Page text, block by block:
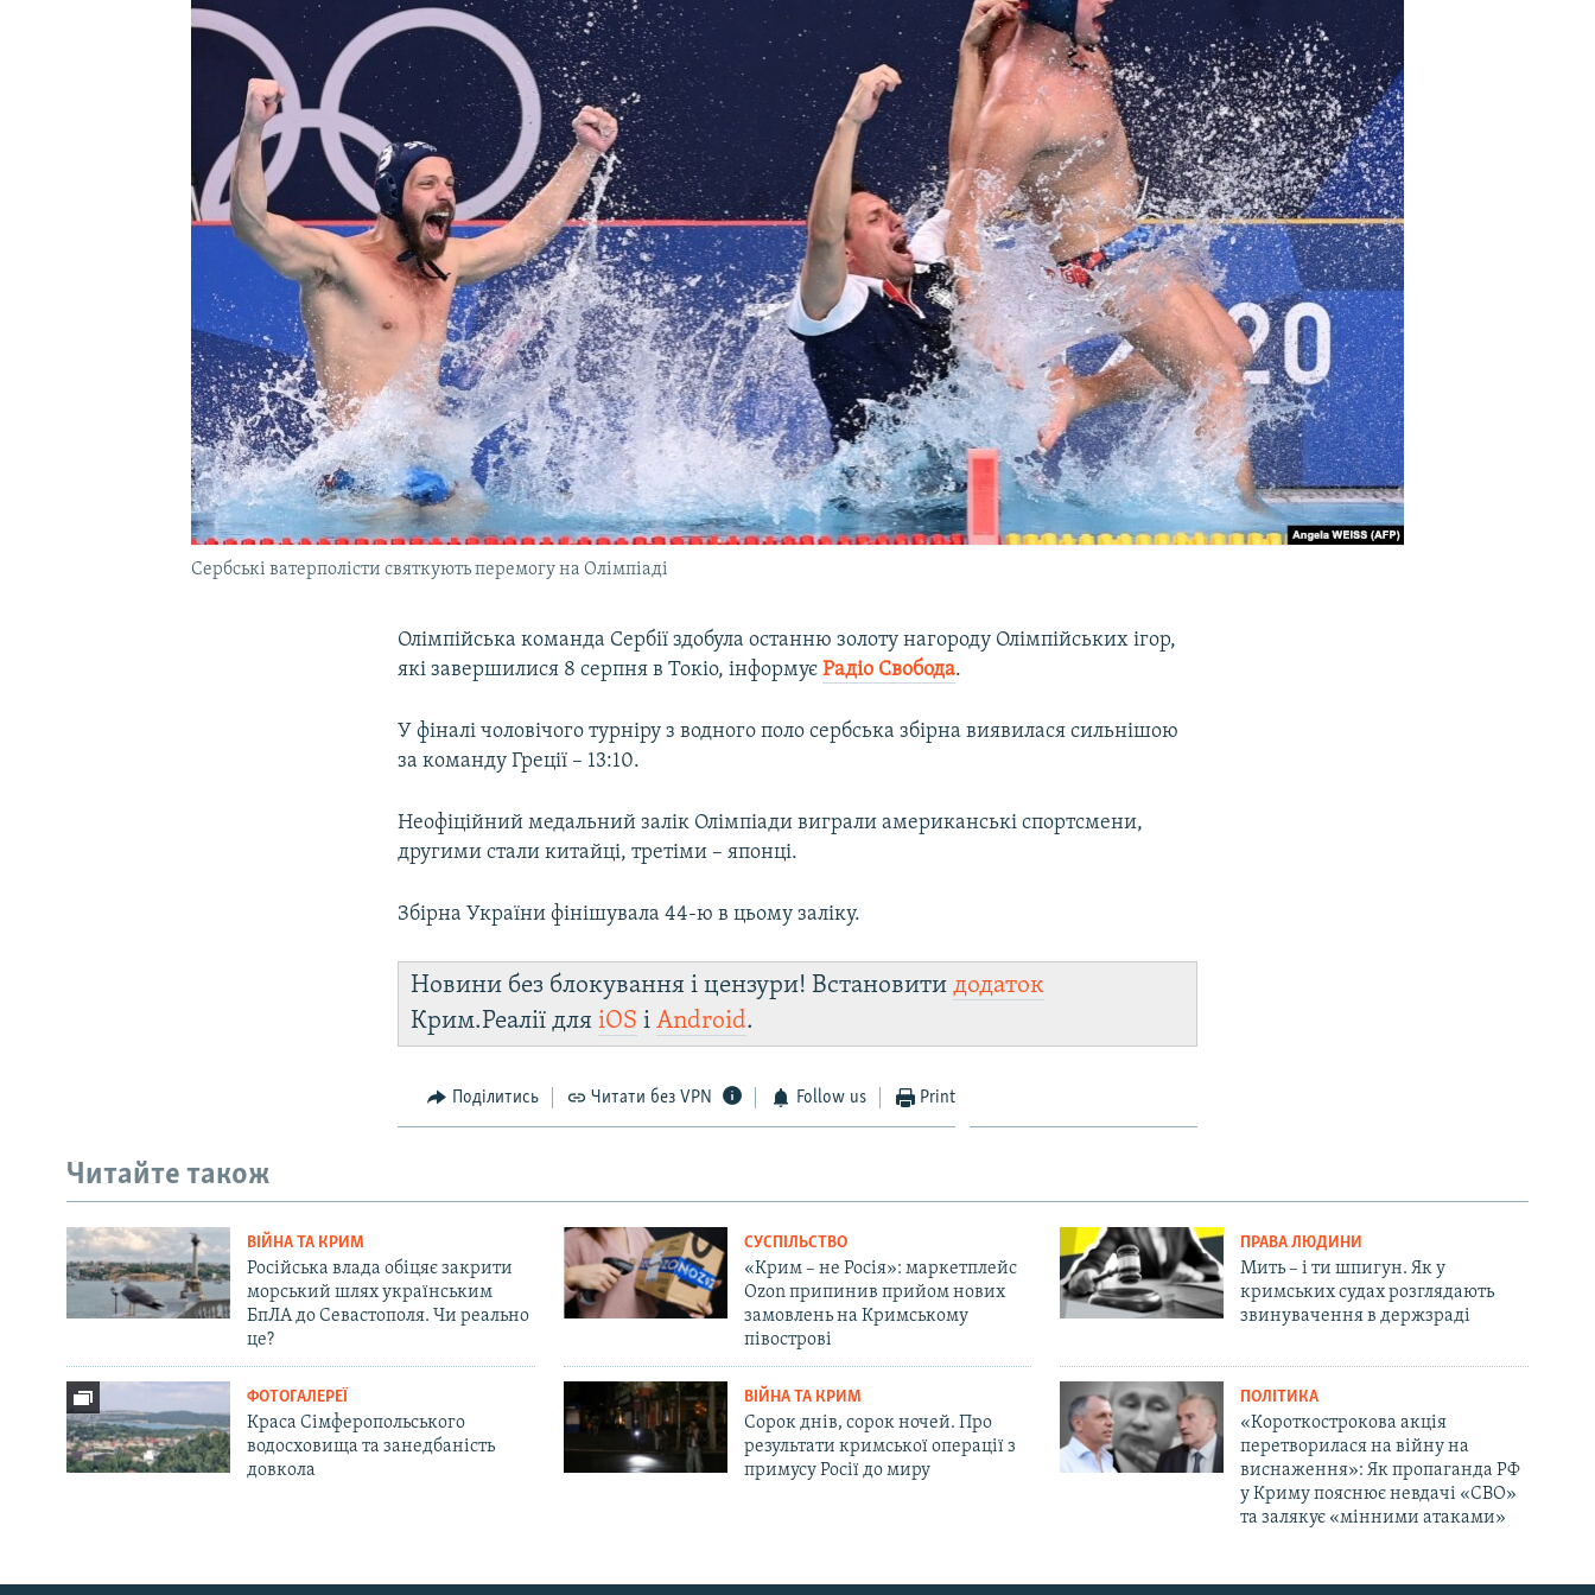
УКРАЇНСЬКА ПРОБЛЕМА КРИМУ
Русский
Сербські ватерполісти святкують перемогу на Олімпіаді
Олімпійська команда Сербії здобула останню золоту нагороду Олімпійських ігор,
які завершилися 8 серпня в Токіо, інформуєРадіо Свобода.
У фіналі чоловічого турніру з водного поло сербська збірна виявилася сильнішою
за команду Греції – 13:10.
Неофіційний медальний залік Олімпіади виграли американські спортсмени,
другими стали китайці, третіми – японці.
Збірна України фінішувала 44-ю в цьому заліку.
Новини без блокування і цензури! Встановитидодаток
Крим.Реалії дляiOS іAndroid.
Поділитись Читати без VPN Follow us Print
Читайте також
ВІЙНА ТА КРИМ
Російська влада обіцяє закрити
морський шлях українським
БпЛА до Севастополя. Чи реально
це?
СУСПІЛЬСТВО
«Крим – не Росія»: маркетплейс
Ozon припинив прийом нових
замовлень на Кримському
півострові
ПРАВА ЛЮДИНИ
Мить – і ти шпигун. Як у
кримських судах розглядають
звинувачення в держзраді
ФОТОГАЛЕРЕЇ
Краса Сімферопольського
водосховища та занедбаність
довкола
ВІЙНА ТА КРИМ
Сорок днів, сорок ночей. Про
результати кримської операції з
примусу Росії до миру
ПОЛІТИКА
«Короткострокова акція
перетворилася на війну на
виснаження»: Як пропаганда РФ
у Криму пояснює невдачі «СВО»
та залякує «мінними атаками»